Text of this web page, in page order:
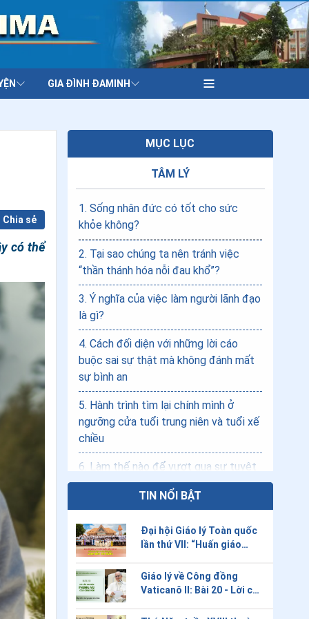
GIA ĐÌNH ĐAMINH
Chia sẻ
có thể
MỤC LỤC
TÂM LÝ
1. Sống nhân đức có tốt cho sức
khỏe không?
2. Tại sao chúng ta nên tránh việc
“thần thánh hóa nỗi đau khổ”?
3. Ý nghĩa của việc làm người lãnh đạo
là gì?
4. Cách đối diện với những lời cáo
buộc sai sự thật mà không đánh mất
sự bình an
5. Hành trình tìm lại chính mình ở
ngưỡng cửa tuổi trung niên và tuổi xế
chiều
6 Làm thế nào để vượt qua sự tuyệt
vọng: 3 lời khuyên từ vị linh hướng của
một nhà thị kiến Thánh Tâm Chúa
7.Cơ thể người không phải là mã vạch
trên bàn cân thương mại
8.Robot Tu sĩ Gabi quy y- Con người
đối diện nỗi cô đơn trong thời đại AI
TIN NỔI BẬT
Đại hội Giáo lý Toàn quốc
lần thứ VII: “Huấn giáo
loan báo Tin Mừng”
Giáo lý về Công đồng
Vaticanô II: Bài 20 - Lời cầu